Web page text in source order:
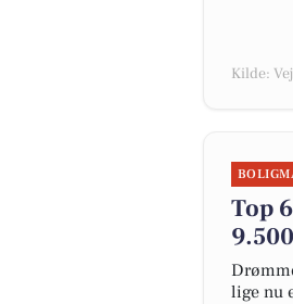
Kilde:
Top
lige nu